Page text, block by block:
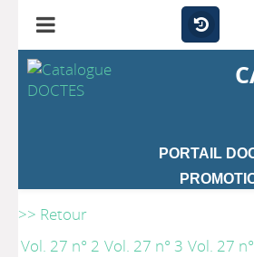
PORTAIL
>> Retour
Vol. 27 n° 2 Vol. 27 n° 3 Vol. 27